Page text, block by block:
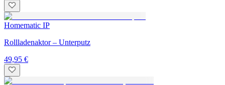
Homematic IP
Rollladenaktor – Unterputz
49,95 €